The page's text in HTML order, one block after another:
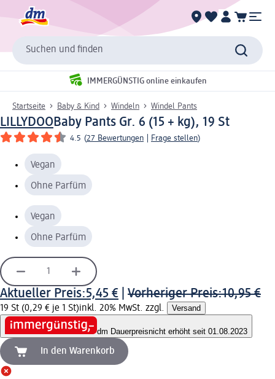
Suchen und finden
IMMERGÜNSTIG online einkaufen
Startseite Baby & Kind Windeln Windel Pants
LILLYDOOBaby Pants Gr. 6 (15 + kg), 19 St
4.5 (27 Bewertungen Frage stellen)
Vegan
Ohne Parfüm
Vegan
Ohne Parfüm
Aktueller Preis:5,45 € Vorheriger Preis:10,95 €
19 St (0,29 € je 1 St)inkl. 20% MwSt. zzgl. Versand
dm Dauerpreisnicht erhöht seit 01.08.2023
In den Warenkorb